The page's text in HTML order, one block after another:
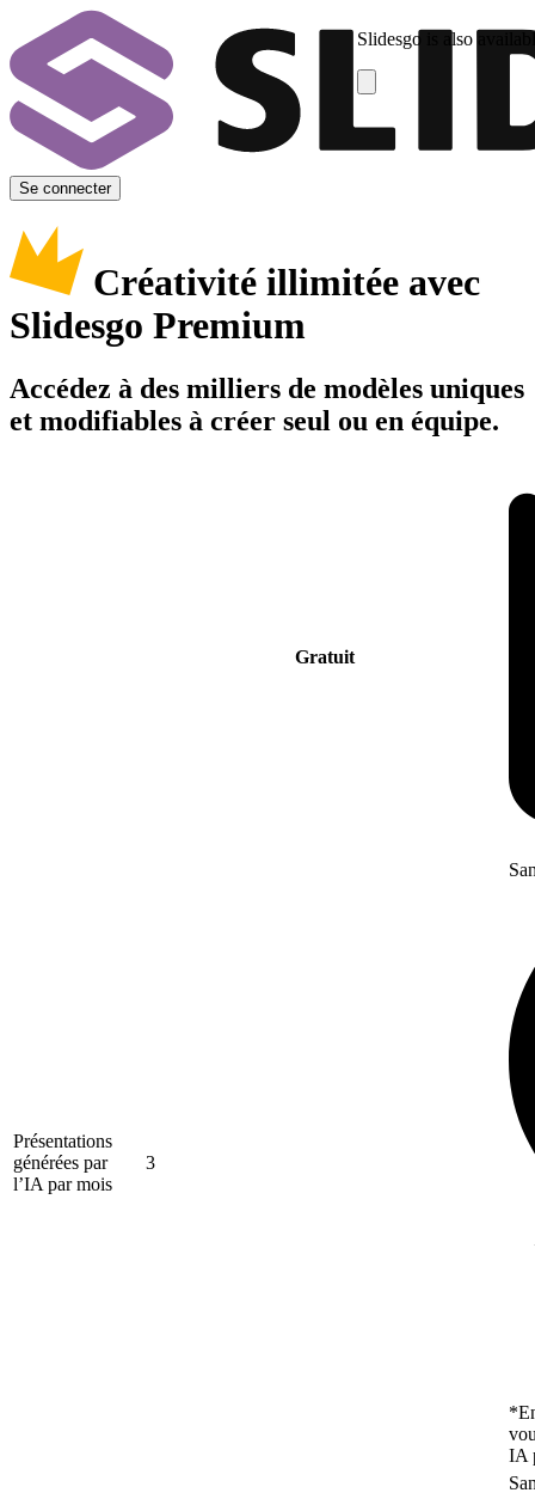
Slidesgo is also
Se connecter
Créativité illimitée avec
Slidesgo Premium
Accédez à des milliers de modèles uniques
et modifiables à créer seul ou en équipe.
Gratuit
Présentations
générées par
l’IA par mois
3
IA